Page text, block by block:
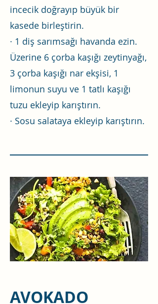
incecik doğrayıp büyük bir
kasede birleştirin.
· 1 diş sarımsağı havanda ezin.
Üzerine 6 çorba kaşığı zeytinyağı,
3 çorba kaşığı nar ekşisi, 1
limonun suyu ve 1 tatlı kaşığı
tuzu ekleyip karıştırın.
· Sosu salataya ekleyip karıştırın.
AVOKADO